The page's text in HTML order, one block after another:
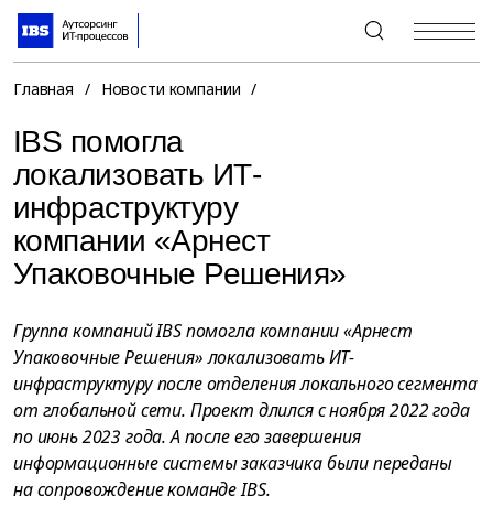
+7 (495) 967-80-80
Главная / Новости компании /
IBS помогла
локализовать ИТ-
инфраструктуру
компании «Арнест
Упаковочные Решения»
Группа компаний IBS помогла компании «Арнест
Упаковочные Решения» локализовать ИТ-
инфраструктуру после отделения локального сегмента
от глобальной сети. Проект длился с ноября 2022 года
по июнь 2023 года. А после его завершения
информационные системы заказчика были переданы
на сопровождение команде IBS.